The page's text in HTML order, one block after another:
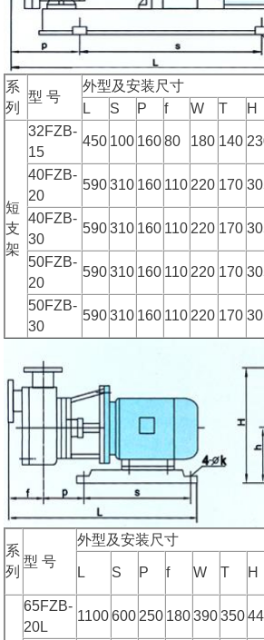
系
列
型 号
外型及安装尺寸
L
S P f W T H
短
支
架
32FZB-
15
450 100 160 80 180 140
40FZB-
20
590 310 160 110 220 170
40FZB-
30
590 310 160 110 220 170
50FZB-
20
590 310 160 110 220 170
50FZB-
30
590 310 160 110 220 170
系
列
型 号
外型及安装尺寸
L S P f W T H
65FZB-
20L
1100 600 250 180 390 350